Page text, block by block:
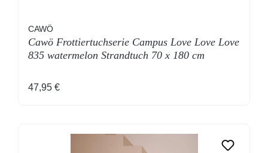
CAWÖ
Cawö Frottiertuchserie Campus Love Love Love
835 watermelon Strandtuch 70 x 180 cm
Regulärer Preis:
47,95 €